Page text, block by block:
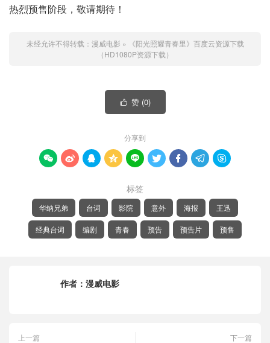
热烈预售阶段，敬请期待！
未经允许不得转载： 漫威电影 »
《阳光照耀青春里》百度云资源下载
（HD1080P资源下载）
 赞 (0)
分享到
        
标签
华纳兄弟 台词 影院 意外 海报 王迅
经典台词 编剧 青春 预告 预告片 预售
作者： 漫威电影
上一篇 下一篇